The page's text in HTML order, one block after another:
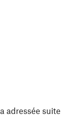
une nouvelle
adressée suite